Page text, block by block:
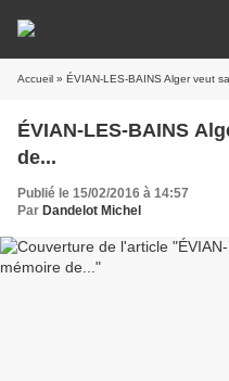
Accueil » ÉVIAN-LES-BAINS Alger veut
ÉVIAN-LES-BAINS Alger veut saluer la mémoire
de...
Publié le 15/02/2016 à 14:57
Par Dandelot Michel